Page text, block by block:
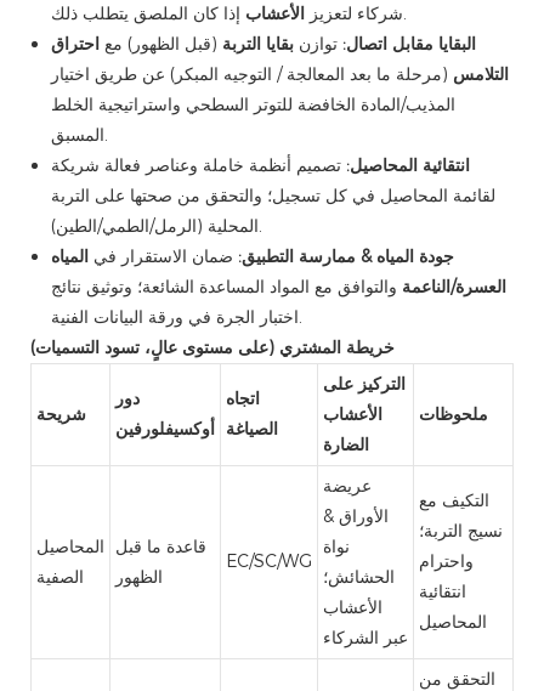
شركاء لتعزيز الأعشاب
إذا كان الملصق يتطلب ذلك.
البقايا مقابل اتصال:توازنبقايا التربة (قبل الظهور) مع احتراق
التلامس (مرحلة ما بعد المعالجة / التوجيه المبكر) عن طريق اختيار
المذيب/المادة الخافضة للتوتر السطحي واستراتيجية الخلط
المسبق.
انتقائية المحاصيل:تصميم أنظمة خاملة وعناصر فعالة شريكة
لقائمة المحاصيل في كل تسجيل؛ والتحقق من صحتها على التربة
المحلية (الرمل/الطمي/الطين).
جودة المياه & ممارسة التطبيق: ضمان الاستقرار في المياه
العسرة/الناعمة والتوافق مع المواد المساعدة الشائعة؛ وتوثيق نتائج
اختبار الجرة في ورقة البيانات الفنية.
خريطة المشتري (على مستوى عالٍ، تسود التسميات)
شريحة
دور
أوكسيفلورفين
اتجاه
الصياغة
التركيز على
الأعشاب
الضارة
ملحوظات
المحاصيل
الصفية
قاعدة ما قبل
الظهور
EC/SC/WG
عريضة
الأوراق &
نواة
الحشائش؛
الأعشاب
عبر الشركاء
التكيف مع
نسيج التربة؛
واحترام
انتقائية
المحاصيل
التحقق من